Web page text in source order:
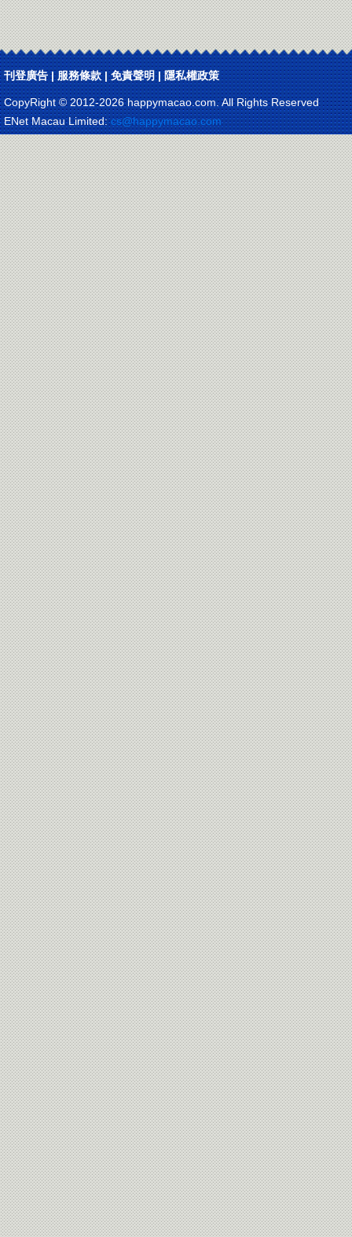
刊登廣告|服務條款|免責聲明|隱私權政策
CopyRight © 2012-2026 happymacao.com. All Rights Reserved
ENet Macau Limited:cs@happymacao.com